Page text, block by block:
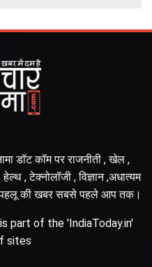
डॉट कॉम पर राजनीती , खेल ,
, टेक्नोलॉजी , विज्ञान ,अधात्यम
पहलू की खबर सबसे पहले आप तक।
part of the 'IndiaToday.in'
sites